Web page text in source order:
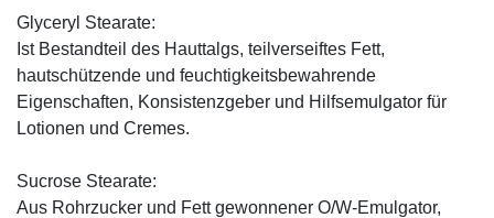
Glyceryl Stearate:
Ist Bestandteil des Hauttalgs, teilverseiftes Fett,
hautschützende und feuchtigkeitsbewahrende
Eigenschaften, Konsistenzgeber und Hilfsemulgator für
Lotionen und Cremes.
Sucrose Stearate:
Aus Rohrzucker und Fett gewonnener O/W-Emulgator,